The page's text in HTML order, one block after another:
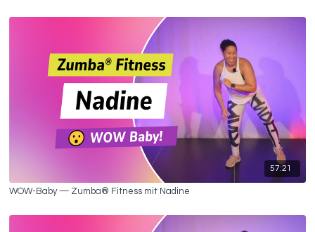
57:21
WOW-Baby — Zumba® Fitness mit Nadine